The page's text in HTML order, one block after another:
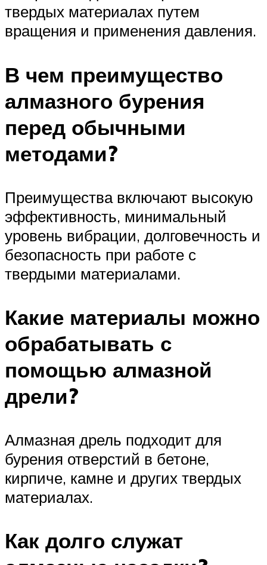
твердых материалах путем
вращения и применения давления.
В чем преимущество
алмазного бурения
перед обычными
методами?
Преимущества включают высокую
эффективность, минимальный
уровень вибрации, долговечность и
безопасность при работе с
твердыми материалами.
Какие материалы можно
обрабатывать с
помощью алмазной
дрели?
Алмазная дрель подходит для
бурения отверстий в бетоне,
кирпиче, камне и других твердых
материалах.
Как долго служат